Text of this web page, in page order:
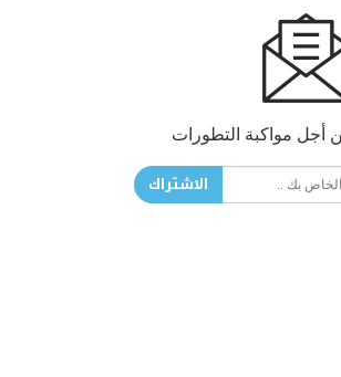
أجل مواكبة التطورات
الاشتراك